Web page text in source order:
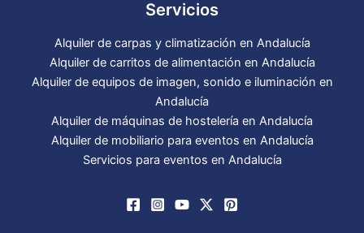
Servicios
Alquiler de carpas y climatización en Andalucía
Alquiler de carritos de alimentación en Andalucía
Alquiler de equipos de imagen, sonido e iluminación en
Andalucía
Alquiler de máquinas de hostelería en Andalucía
Alquiler de mobiliario para eventos en Andalucía
Servicios para eventos en Andalucía